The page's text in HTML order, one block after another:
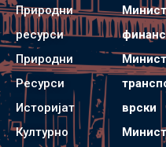
Природни
ресурси
Природни
Ресурси
Историјат
Културно
врски